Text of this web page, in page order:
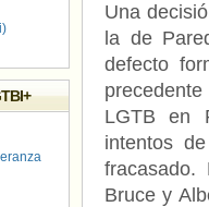
Una
la de
defecto
LGTB en
intentos
Bruce y